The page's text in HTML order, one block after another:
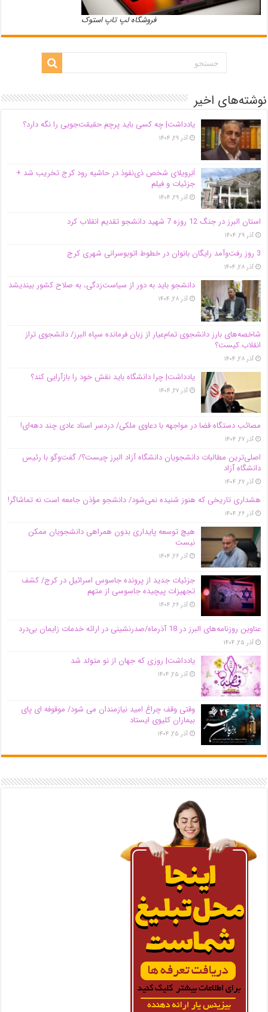
فروشگاه لپ تاپ استوک
نوشته‌های اخیر
یادداشت| ‌چه کسی باید پرچم حقیقت‌جویی را نگه دارد؟
آذر ۲۹, ۱۴۰۴
اَبَر‌ویلای شخص ذی‌نفوذ در حاشیه‌ رود کرج تخریب شد +
جزئیات و فیلم
آذر ۲۹, ۱۴۰۴
استان البرز در جنگ 12 روزه 7 شهید دانشجو تقدیم انقلاب کرد
آذر ۲۹, ۱۴۰۴
3 روز رفت‌وآمد رایگان بانوان در خطوط اتوبوسرانی شهری کرج
آذر ۲۸, ۱۴۰۴
دانشجو باید به دور از سیاست‌زدگی، به صلاح کشور بیندیشد
آذر ۲۸, ۱۴۰۴
شاخصه‌های بارز دانشجوی تمام‌عیار از زبان فرمانده سپاه البرز/ دانشجوی تراز
انقلاب کیست؟
آذر ۲۸, ۱۴۰۴
یادداشت| چرا دانشگاه باید نقش خود را بازآرایی کند؟
آذر ۲۷, ۱۴۰۴
مصائب دستگاه قضا در مواجهه با دعاوی ملکی/ دردسر اسناد عادی چند‌ دهه‌ای!
آذر ۲۷, ۱۴۰۴
اصلی‌ترین مطالبات دانشجویان دانشگاه آزاد البرز چیست؟/ گفت‌وگو با رئیس
دانشگاه آز‌اد
آذر ۲۷, ۱۴۰۴
هشداری تاریخی که هنوز شنیده نمی‌شود/ دانشجو مؤذن جامعه است نه تماشاگر!
آذر ۲۶, ۱۴۰۴
هیچ توسعه پایداری بدون همراهی دانشجویان ممکن
نیست
آذر ۲۶, ۱۴۰۴
جزئیات جدید از پرونده جاسوس اسرائیل در کرج/‌ کشف
تجهیزات پیچیده جاسوسی از متهم
آذر ۲۶, ۱۴۰۴
عناوین روزنامه‌های البرز در ‌18 آذرماه/صدرنشینی در ارائه خدمات زایمان بی‌درد
آذر ۲۵, ۱۴۰۴
یادداشت| روزی که جهان از نو متولد شد
آذر ۲۵, ۱۴۰۴
وقتی وقف چراغ امید نیازمندان می شود/ موقوفه ای پای
بیماران کلیوی ایستاد
آذر ۲۵, ۱۴۰۴